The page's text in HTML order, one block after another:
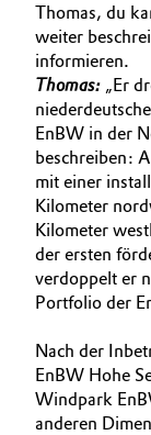
Personal
Pharma &
Plastics &
Pulp, Paper
Textiles,
Thomas, du
weiter
informieren.
Thomas: „Er
EnBW in der
beschreiben:
mit einer
Kilometer
Kilometer
der ersten
verdoppelt er
Portfolio der
Nach der
EnBW Hohe
Windpark
anderen